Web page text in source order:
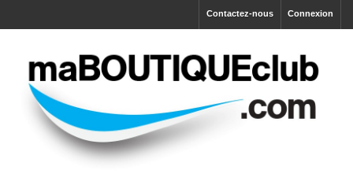
Connexion
Contactez-nous